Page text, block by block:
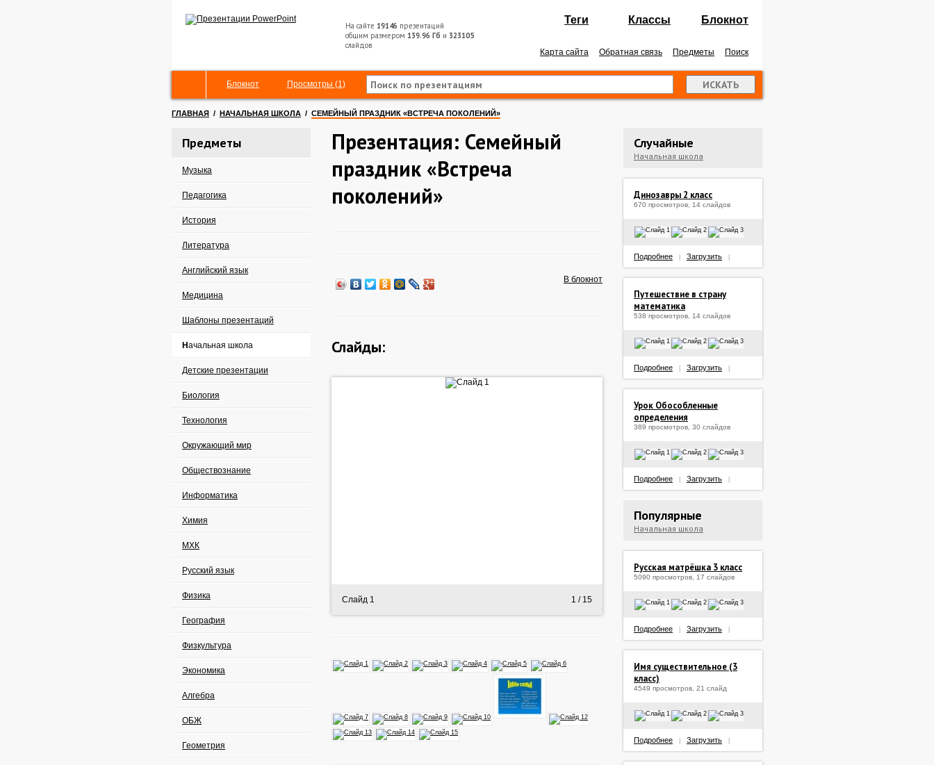
На сайте 19146 презентаций
общим размером 139.96 Гб и 323105
слайдов
Теги Классы Блокнот
Карта сайта Обратная связь Предметы Поиск
Блокнот Просмотры (1)
ГЛАВНАЯ / НАЧАЛЬНАЯ ШКОЛА / СЕМЕЙНЫЙ ПРАЗДНИК «ВСТРЕЧА ПОКОЛЕНИЙ»
Предметы
Музыка
Педагогика
История
Литература
Английский язык
Медицина
Шаблоны презентаций
Начальная школа
Детские презентации
Биология
Технология
Окружающий мир
Обществознание
Информатика
Химия
МХК
Русский язык
Физика
География
Физкультура
Экономика
Алгебра
ОБЖ
Геометрия
Презентация: Семейный
праздник «Встреча
поколений»
В блокнот
Слайды:
Слайд 1 1 / 15
Случайные
Начальная школа
Динозавры 2 класс
670 просмотров, 14 слайдов
Подробнее Загрузить
Путешествие в страну
математика
538 просмотров, 14 слайдов
Подробнее Загрузить
Урок Обособленные
определения
389 просмотров, 30 слайдов
Подробнее Загрузить
Популярные
Начальная школа
Русская матрёшка 3 класс
5090 просмотров, 17 слайдов
Подробнее Загрузить
Имя существительное (3
класс)
4549 просмотров, 21 слайд
Подробнее Загрузить